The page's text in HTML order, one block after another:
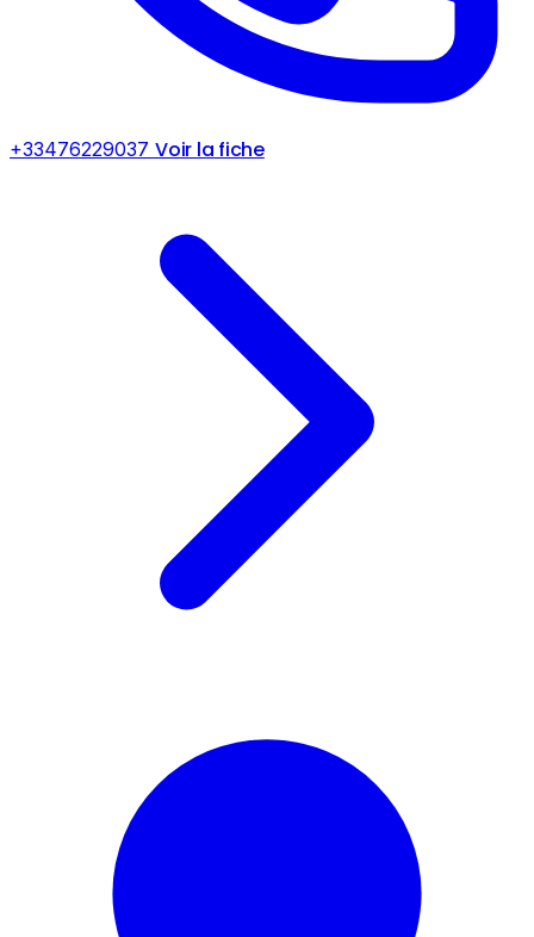
+33476229037 Voir la fiche